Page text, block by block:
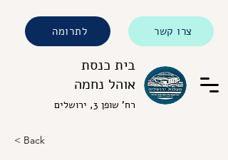
בית כנסת
אוהל נחמה
רח' שופן 3, ירושלים
לתרומה צרו קשר
< Back